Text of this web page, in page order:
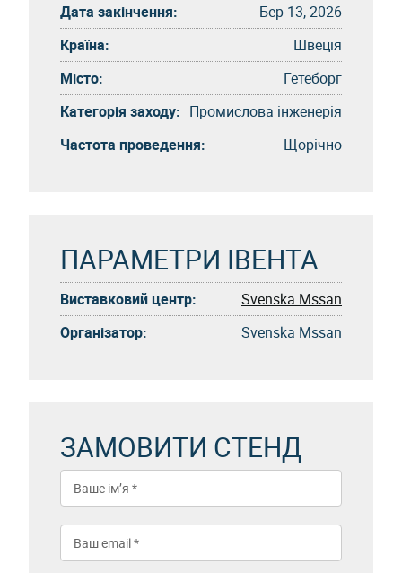
Дата закінчення:
Бер 13, 2026
Країна:
Швеція
Місто:
Гетеборг
Категорія заходу: Промислова інженерія
Частота проведення:
Щорічно
ПАРАМЕТРИ ІВЕНТА
Виставковий центр:
Svenska Mssan
Організатор:
Svenska Mssan
ЗАМОВИТИ СТЕНД